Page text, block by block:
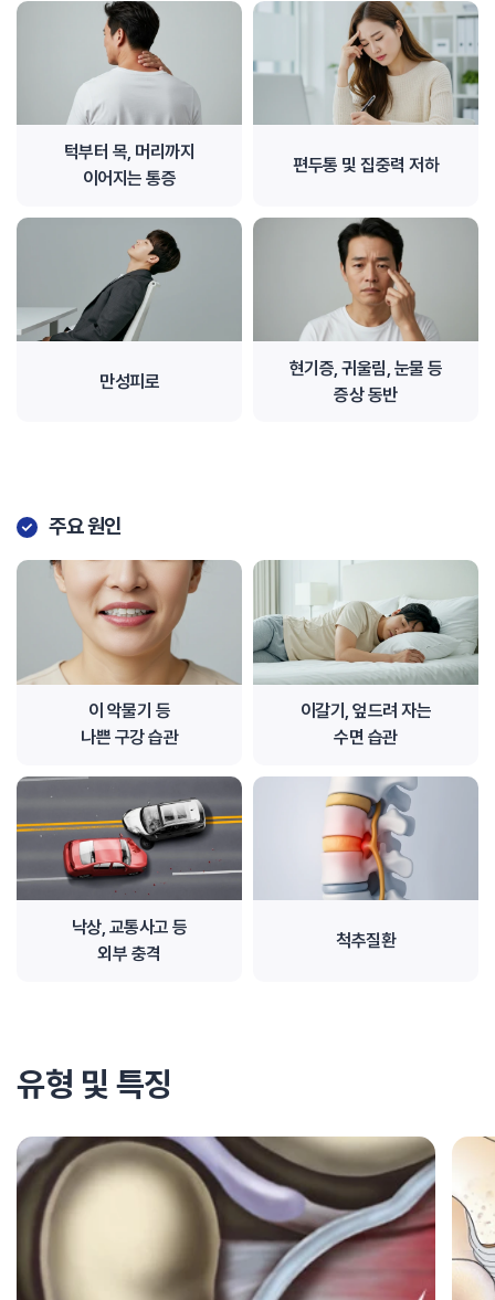
턱부터 목, 머리까지
이어지는 통증
편두통 및 집중력 저하
만성피로
현기증, 귀울림, 눈물 등
증상 동반
주요 원인
이 악물기 등
나쁜 구강 습관
이갈기, 엎드려 자는
수면 습관
낙상, 교통사고 등
외부 충격
척추질환
유형 및 특징